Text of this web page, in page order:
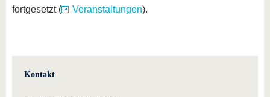
fortgesetzt (
Veranstaltungen).
Kontakt